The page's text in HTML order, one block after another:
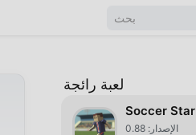
لعبة رائجة
Soccer Star
الإصدار: 0.88